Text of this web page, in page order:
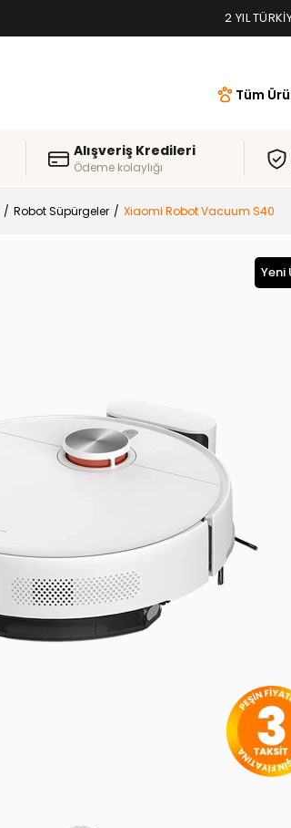
2 YIL
Tüm
Alışveriş Kredileri
Ödeme kolaylığı
Robot Süpürgeler Xiaomi Robot Vacuum S40
Yeni